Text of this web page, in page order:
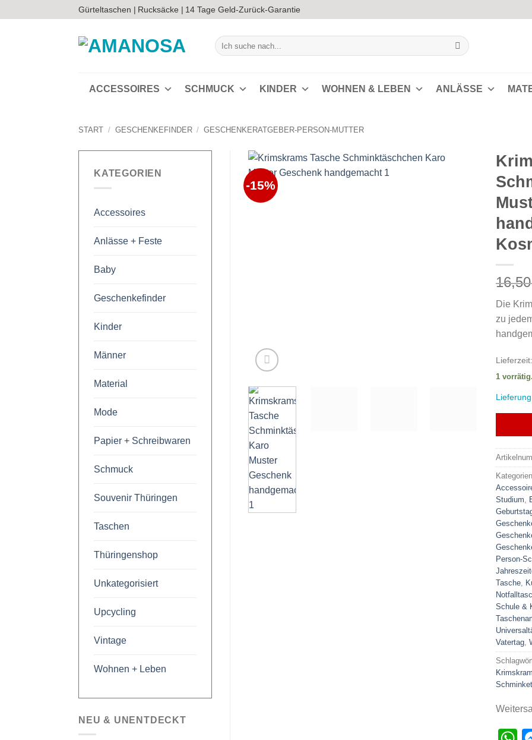
Inhalt
Gürteltaschen | Rucksäcke | 14 Tage Geld-Zurück-Garantie
Suchen
nach:
ACCESSOIRES SCHMUCK KINDER WOHNEN & LEBEN ANLÄSSE
START / GESCHENKEFINDER / GESCHENKERATGEBER-PERSON-MUTTER
KATEGORIEN
Accessoires
Anlässe + Feste
Baby
Geschenkefinder
Kinder
Männer
Material
Mode
Papier + Schreibwaren
Schmuck
Souvenir Thüringen
Taschen
Thüringenshop
Unkategorisiert
Upcycling
Vintage
Wohnen + Leben
NEU & UNENTDECKT
-15%
Die
zu
Lieferzeit:
1
Studium,
Person-
Tasche,
Schule &
Vatertag,